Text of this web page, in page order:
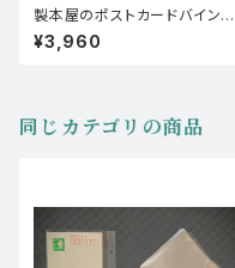
製本屋のポストカードバインダ
ー【コーネル装(フェザーワルツ/
ビオトープ)】
¥3,960
同じカテゴリの商品